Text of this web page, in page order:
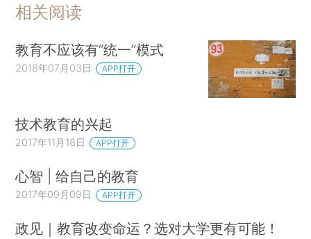
相关阅读
教育不应该有“统一”模式
2018年07月03日 APP打开
技术教育的兴起
2017年11月18日 APP打开
心智 | 给自己的教育
2017年09月09日 APP打开
政见｜教育改变命运？选对大学更有可能！